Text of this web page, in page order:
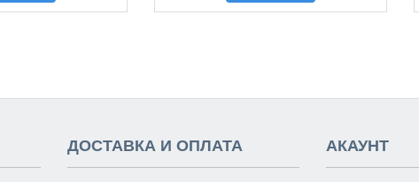
ДОСТАВКА И ОПЛАТА АКАУНТ